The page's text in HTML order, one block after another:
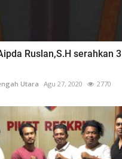
Ruslan,S.H serahkan 3
Utara Agu 27, 2020 2770